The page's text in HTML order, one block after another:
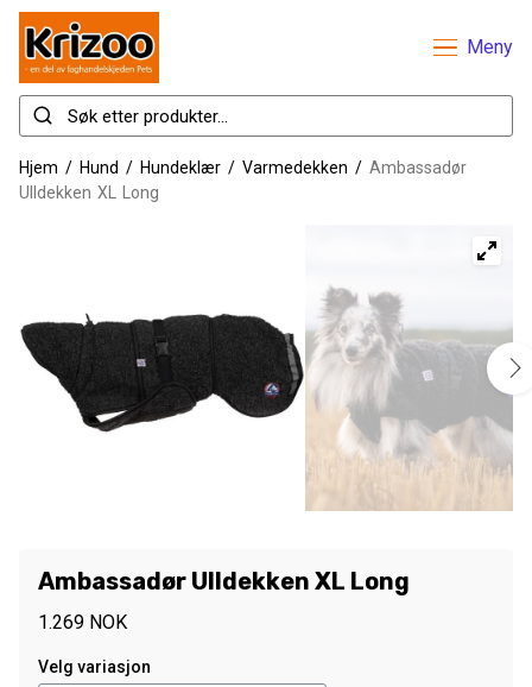
Meny
Hjem / Hund / Hundeklær / Varmedekken / Ambassadør
Ulldekken XL Long
Ambassadør Ulldekken XL Long
1.269 NOK
Velg variasjon